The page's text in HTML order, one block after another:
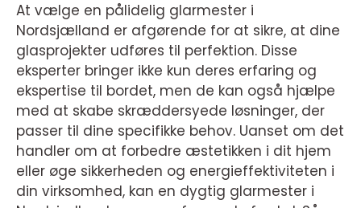
At vælge en pålidelig glarmester i
Nordsjælland er afgørende for at sikre, at dine
glasprojekter udføres til perfektion. Disse
eksperter bringer ikke kun deres erfaring og
ekspertise til bordet, men de kan også hjælpe
med at skabe skræddersyede løsninger, der
passer til dine specifikke behov. Uanset om det
handler om at forbedre æstetikken i dit hjem
eller øge sikkerheden og energieffektiviteten i
din virksomhed, kan en dygtig glarmester i